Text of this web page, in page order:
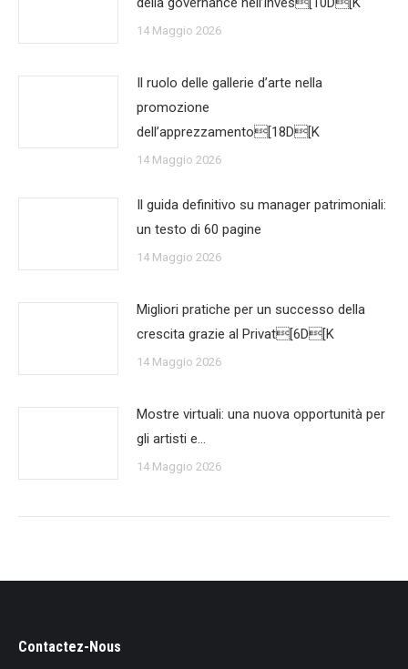
14 Maggio 2026
Il ruolo delle gallerie d’arte nella
promozione
dell’apprezzamento[18D[K
14 Maggio 2026
Il guida definitivo su manager patrimoniali:
un testo di 60 pagine
14 Maggio 2026
Migliori pratiche per un successo della
crescita grazie al Privat[6D[K
14 Maggio 2026
Mostre virtuali: una nuova opportunità per
gli artisti e…
14 Maggio 2026
Contactez-Nous